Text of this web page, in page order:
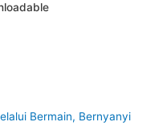
Bermain, Bernyanyi